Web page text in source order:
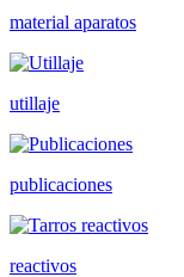
material aparatos
utillaje
publicaciones
reactivos